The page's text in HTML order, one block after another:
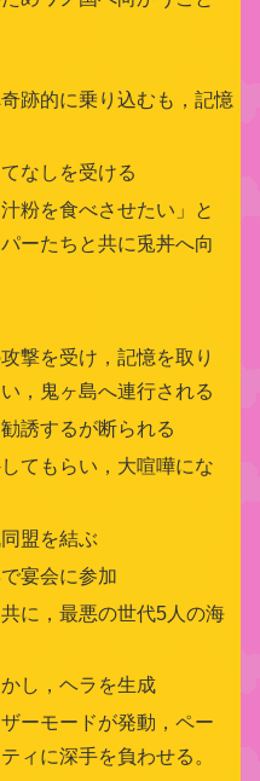
跡的に乗り込むも，記憶
なしを受ける
粉を食べさせたい」と
ーたちと共に兎丼へ向
撃を受け，記憶を取り
，鬼ヶ島へ連行される
誘するが断られる
てもらい，大喧嘩にな
盟を結ぶ
宴会に参加
に，最悪の世代5人の海
し，ヘラを生成
ーモードが発動，ペー
ィに深手を負わせる。